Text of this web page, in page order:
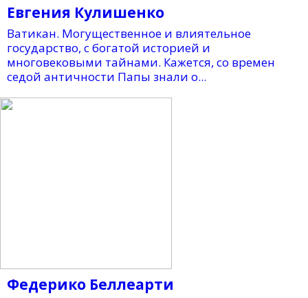
Евгения Кулишенко
Ватикан. Могущественное и влиятельное
государство, с богатой историей и
многовековыми тайнами. Кажется, со времен
седой античности Папы знали о...
Федерико Беллеарти